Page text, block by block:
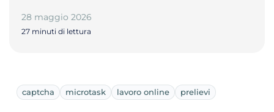
28 maggio 2026
27 minuti di lettura
captcha microtask lavoro online prelievi